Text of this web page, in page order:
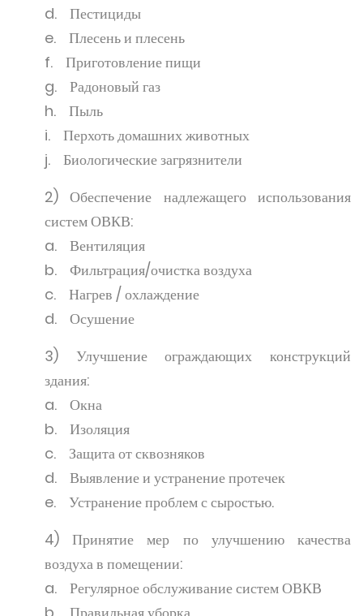
d. Пестициды
e. Плесень и плесень
f. Приготовление пищи
g. Радоновый газ
h. Пыль
i. Перхоть домашних животных
j. Биологические загрязнители
2) Обеспечение надлежащего использования
систем ОВКВ:
a. Вентиляция
b. Фильтрация/очистка воздуха
c. Нагрев / охлаждение
d. Осушение
3) Улучшение ограждающих конструкций
здания:
a. Окна
b. Изоляция
c. Защита от сквозняков
d. Выявление и устранение протечек
e. Устранение проблем с сыростью.
4) Принятие мер по улучшению качества
воздуха в помещении:
a. Регулярное обслуживание систем ОВКВ